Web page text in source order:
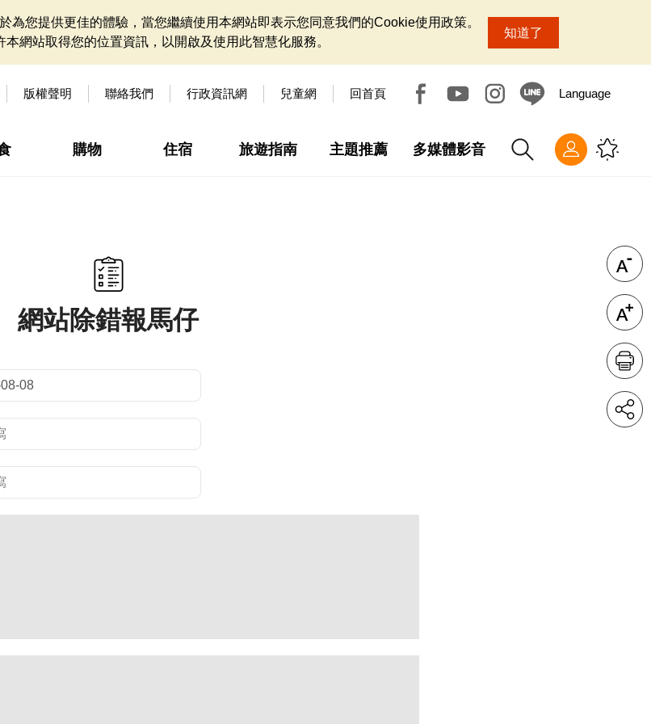
您提供更佳的體驗，當您繼續使用本網站即表示您同意我們的Cookie使用政策。
網站取得您的位置資訊，以開啟及使用此智慧化服務。
知道了
版權聲明 聯絡我們 行政資訊網 兒童網 回首頁 Language
購物 住宿 旅遊指南 主題推薦 多媒體影音
網站除錯報馬仔